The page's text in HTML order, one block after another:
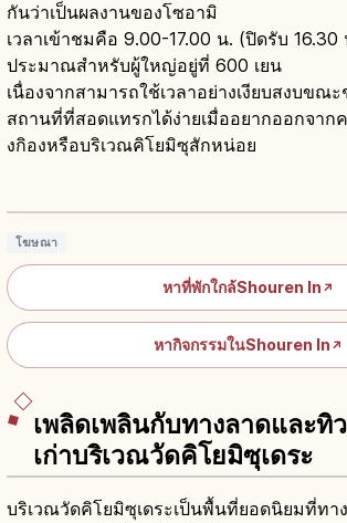
กันว่าเป็นผลงานของโซอามิ
เวลาเข้าชมคือ 9.00-17.00 น. (ปิดรับ
ประมาณสำหรับผู้ใหญ่อยู่ที่ 600 เยน
เนื่องจากสามารถใช้เวลาอย่างเงียบสงบขณ
สถานที่ที่สอดแทรกได้ง่ายเมื่ออยากออกจา
งกิองหรือบริเวณคิโยมิซุสักหน่อย
วัดโชเรนอิน (Shōren-in) เกียวโต: สวนญี่
โฆษณา
หาที่พักใกล้Shouren In ↗
หากิจกรรมในShouren In ↗
เพลิดเพลินกับทางลาดและทิ
เก่าบริเวณวัดคิโยมิซุเดระ
บริเวณวัดคิโยมิซุเดระเป็นพื้นที่ยอดนิยมที่ทา